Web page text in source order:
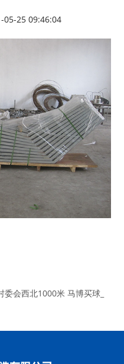
05-25 09:46:04
会西北1000米 马博买球_